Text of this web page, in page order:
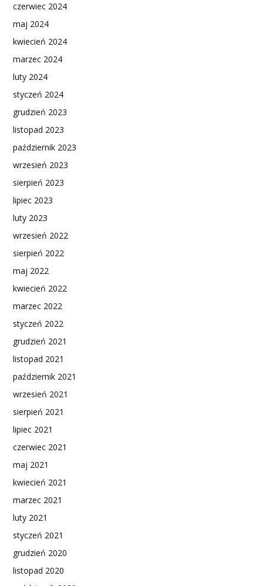
czerwiec 2024
maj 2024
kwiecień 2024
marzec 2024
luty 2024
styczeń 2024
grudzień 2023
listopad 2023
październik 2023
wrzesień 2023
sierpień 2023
lipiec 2023
luty 2023
wrzesień 2022
sierpień 2022
maj 2022
kwiecień 2022
marzec 2022
styczeń 2022
grudzień 2021
listopad 2021
październik 2021
wrzesień 2021
sierpień 2021
lipiec 2021
czerwiec 2021
maj 2021
kwiecień 2021
marzec 2021
luty 2021
styczeń 2021
grudzień 2020
listopad 2020